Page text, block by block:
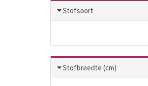
Stofsoort
Stofbreedte (cm)